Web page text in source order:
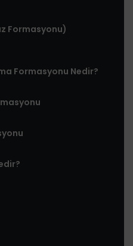
Formasyonu)
Formasyonu Nedir?